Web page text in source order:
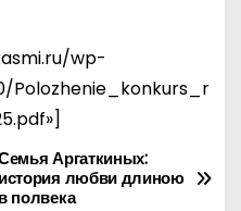
wp-
Polozhenie_konkurs_r
Аргаткиных:
история любви длиною
в полвека